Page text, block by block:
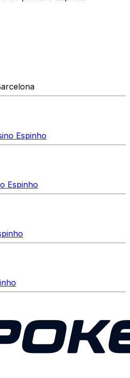
Espinho
Espinho